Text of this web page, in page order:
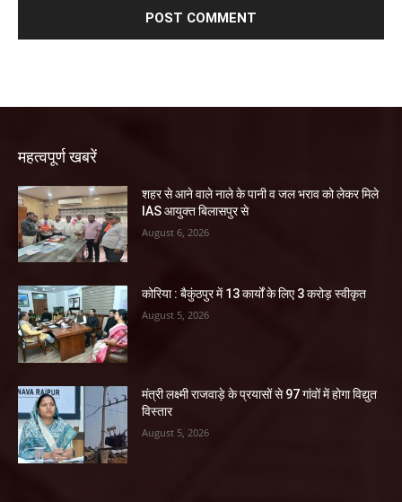
महत्वपूर्ण खबरें
शहर से आने वाले नाले के पानी व जल भराव को लेकर मिले
IAS आयुक्त बिलासपुर से
August 6, 2026
कोरिया : बैकुंठपुर में 13 कार्यों के लिए 3 करोड़ स्वीकृत
August 5, 2026
मंत्री लक्ष्मी राजवाड़े के प्रयासों से 97 गांवों में होगा विद्युत
विस्तार
August 5, 2026